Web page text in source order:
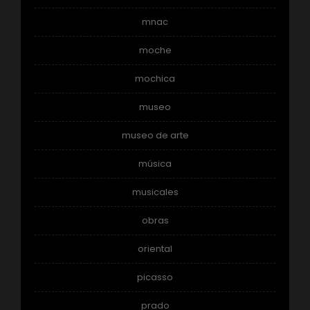
mnac
moche
mochica
museo
museo de arte
música
musicales
obras
oriental
picasso
prado